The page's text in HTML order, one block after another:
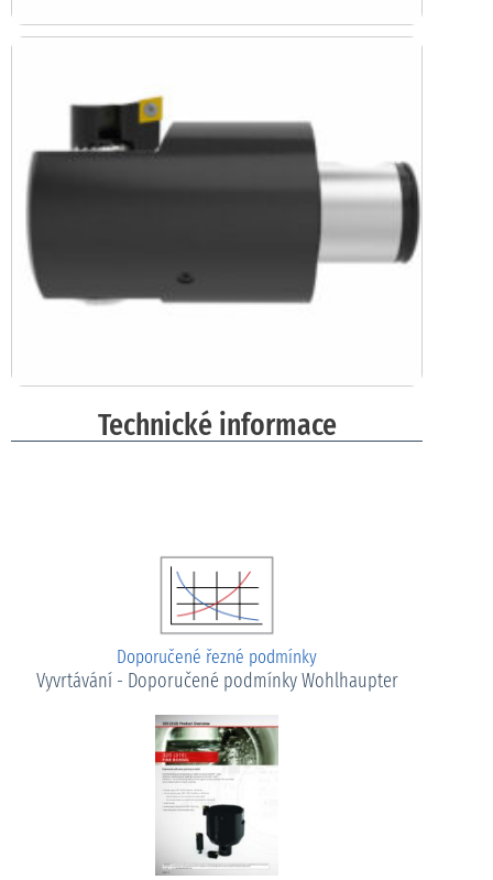
Technické informace
Doporučené řezné podmínky
Vyvrtávání - Doporučené podmínky Wohlhaupter